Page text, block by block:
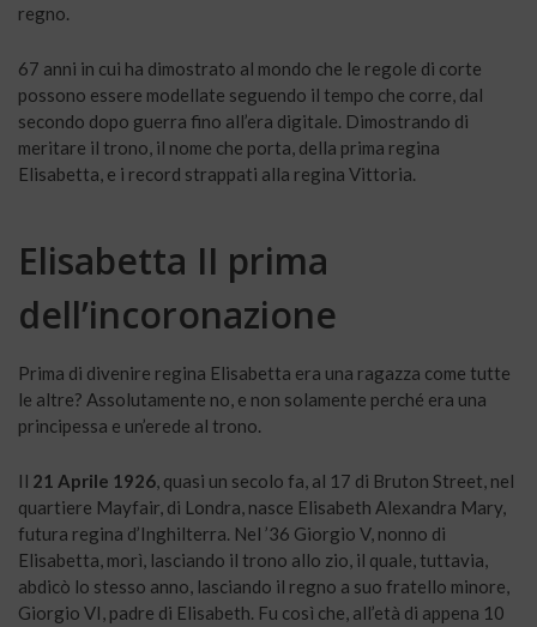
regno.
67 anni in cui ha dimostrato al mondo che le regole di corte
possono essere modellate seguendo il tempo che corre, dal
secondo dopo guerra fino all’era digitale. Dimostrando di
meritare il trono, il nome che porta, della prima regina
Elisabetta, e i record strappati alla regina Vittoria.
Elisabetta II prima
dell’incoronazione
Prima di divenire regina Elisabetta era una ragazza come tutte
le altre? Assolutamente no, e non solamente perché era una
principessa e un’erede al trono.
Il 21 Aprile 1926, quasi un secolo fa, al 17 di Bruton Street, nel
quartiere Mayfair, di Londra, nasce Elisabeth Alexandra Mary,
futura regina d’Inghilterra. Nel ’36 Giorgio V, nonno di
Elisabetta, morì, lasciando il trono allo zio, il quale, tuttavia,
abdicò lo stesso anno, lasciando il regno a suo fratello minore,
Giorgio VI, padre di Elisabeth. Fu così che, all’età di appena 10